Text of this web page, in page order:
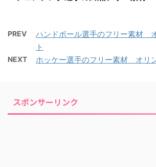
PREV
ハンドボール選手のフリー素材
ト
NEXT ホッケー選手のフリー素材 オリ
スポンサーリンク